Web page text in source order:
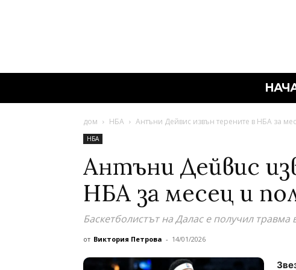
дом НБА Антъни Дейвис извън терените в НБА за
НБА
Антъни Дейвис
НБА за месец и
Баскетболистът на Далас е получил травма
от Виктория Петрова - 14/01/2026